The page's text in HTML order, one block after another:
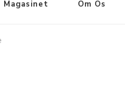
Om Os